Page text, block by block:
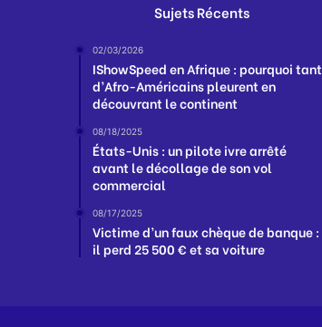
Sujets Récents
02/03/2026
IShowSpeed en Afrique : pourquoi tant
d’Afro-Américains pleurent en
découvrant le continent
08/18/2025
États-Unis : un pilote ivre arrêté
avant le décollage de son vol
commercial
08/17/2025
Victime d’un faux chèque de banque :
il perd 25 500 € et sa voiture